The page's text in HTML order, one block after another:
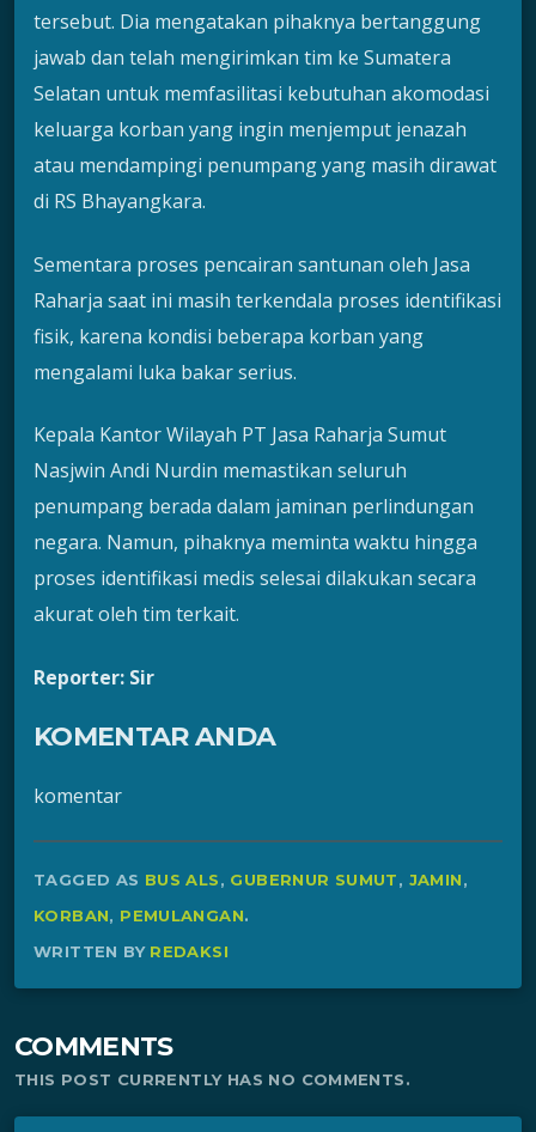
tersebut. Dia mengatakan pihaknya bertanggung
jawab dan telah mengirimkan tim ke Sumatera
Selatan untuk memfasilitasi kebutuhan akomodasi
keluarga korban yang ingin menjemput jenazah
atau mendampingi penumpang yang masih dirawat
di RS Bhayangkara.
Sementara proses pencairan santunan oleh Jasa
Raharja saat ini masih terkendala proses identifikasi
fisik, karena kondisi beberapa korban yang
mengalami luka bakar serius.
Kepala Kantor Wilayah PT Jasa Raharja Sumut
Nasjwin Andi Nurdin memastikan seluruh
penumpang berada dalam jaminan perlindungan
negara. Namun, pihaknya meminta waktu hingga
proses identifikasi medis selesai dilakukan secara
akurat oleh tim terkait.
Reporter: Sir
KOMENTAR ANDA
komentar
TAGGED AS BUS ALS, GUBERNUR SUMUT, JAMIN,
KORBAN, PEMULANGAN.
WRITTEN BY REDAKSI
COMMENTS
THIS POST CURRENTLY HAS NO COMMENTS.